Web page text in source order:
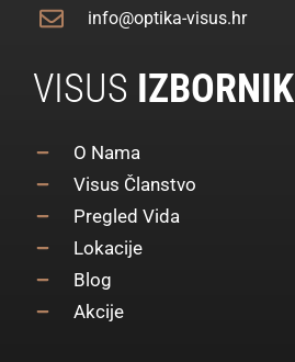
info@optika-visus.hr
VISUS IZBORNIK
O Nama
Visus Članstvo
Pregled Vida
Lokacije
Blog
Akcije